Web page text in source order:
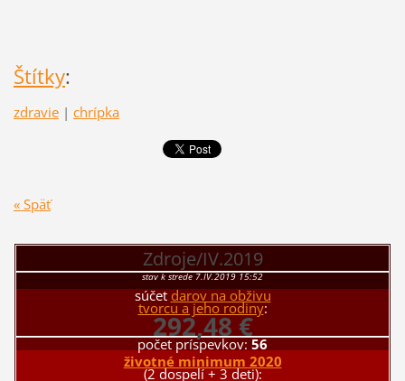
Štítky:
zdravie | chrípka
« Späť
Zdroje/IV.2019
stav k strede 7.IV.2019 15:52
súčet darov na obživu
tvorcu a jeho rodiny:
292,48 €
počet príspevkov: 56
životné minimum 2020
(2 dospelí + 3 deti):